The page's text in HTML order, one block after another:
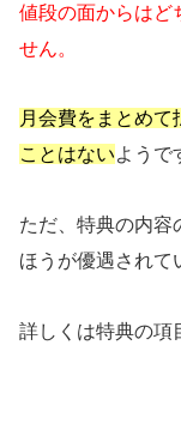
値段の面からはど
せん。
月会費をまとめて
ことはないようで
ただ、特典の内容
ほうが優遇されて
詳しくは特典の項